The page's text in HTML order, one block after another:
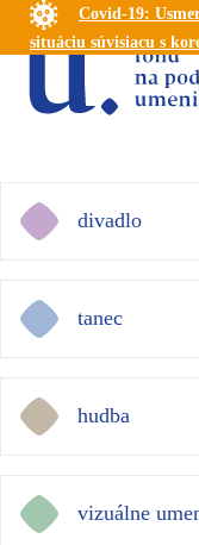
Covid-19:
situáciu súvisiacu s
divadlo
tanec
hudba
vizuálne